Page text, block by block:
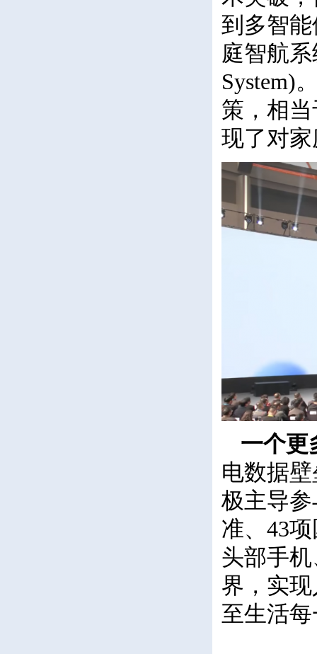
到多智
庭智航系
System)
策，相
现了对
一个更
电数据
极主导
准、43
头部手
界，实
至生活